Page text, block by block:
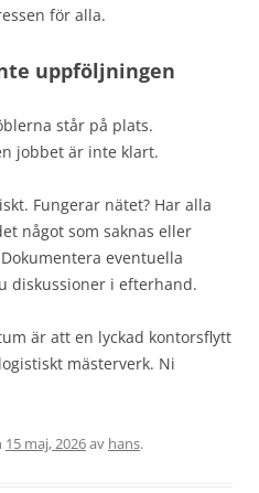
för alla.
uppföljningen
står på plats.
jobbet är inte klart.
Fungerar nätet? Har alla
något som saknas eller
eventuella
diskussioner i efterhand.
är att en lyckad kontorsflytt
mästerverk. Ni
15 maj, 2026av hans.